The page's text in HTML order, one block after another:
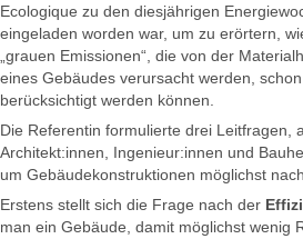
Ecologique zu den diesjährigen
eingeladen worden war, um zu erörtern,
„grauen Emissionen“, die von der
eines Gebäudes verursacht werden,
berücksichtigt werden können.
Die Referentin formulierte drei Leitfragen,
Architekt:innen, Ingenieur:innen und
um Gebäudekonstruktionen möglichst
Erstens stellt sich die Frage nach der
man ein Gebäude, damit möglichst wenig